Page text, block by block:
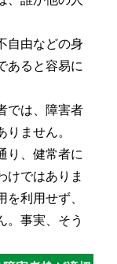
自由などの身
あると容易に
では、障害者
ません。
り、健常者に
けではありま
利用せず、
。事実、そう